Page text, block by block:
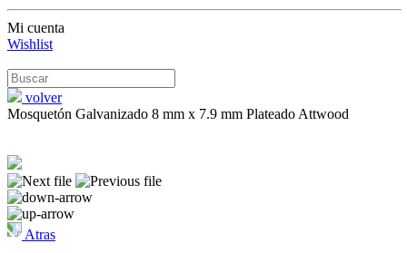
Mi cuenta
Wishlist
volver
Mosquetón Galvanizado 8 mm x 7.9 mm Plateado Attwood
Atras